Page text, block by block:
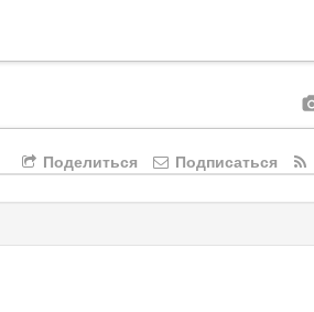
Подписаться
Поделиться